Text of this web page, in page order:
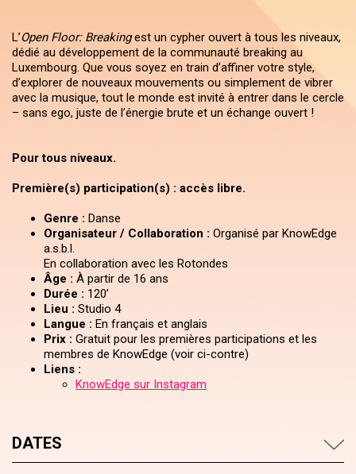
L’Open Floor: Breakingest un cypher ouvert à tous les niveaux,
dédié au développement de la communauté breaking au
Luxembourg. Que vous soyez en train d’affiner votre style,
d’explorer de nouveaux mouvements ou simplement de vibrer
avec la musique, tout le monde est invité à entrer dans le cercle
– sans ego, juste de l’énergie brute et un échange ouvert !
Pour tous niveaux.
Première(s) participation(s) : accès libre.
Genre : Danse
Organisateur / Collaboration : Organisé par KnowEdge
a.s.b.l.
En collaboration avec les Rotondes
Âge : À partir de 16 ans
Durée : 120’
Lieu : Studio 4
Langue : En français et anglais
Prix : Gratuit pour les premières participations et les
membres de KnowEdge (voir ci-contre)
Liens :
KnowEdge sur Instagram
DATES